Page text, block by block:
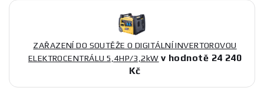
ZAŘAZENÍ DO SOUTĚŽE O DIGITÁLNÍ INVERTOROVOU
ELEKTROCENTRÁLU 5,4HP/3,2kW v hodnotě 24 240
Kč